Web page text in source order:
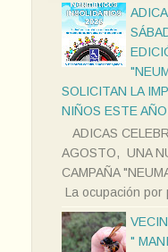
SOLICITAN LA
NIÑOS ESTE AÑO
ADICAS
AGOSTO, UNA
CAMPAÑA
La ocupación por
"